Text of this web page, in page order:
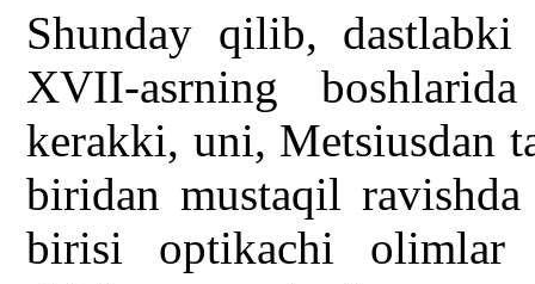
Shunday qilib, dastlabki
XVII-asrning
kerakki, uni, Metsiusdan
biridan mustaqil
birisi optikachi olimlar